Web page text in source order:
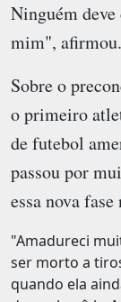
Ninguém
mim", afirmou.
Sobre o
o primeiro
de futebol
passou por
essa nova fase
"Amadureci
ser morto a
quando ela